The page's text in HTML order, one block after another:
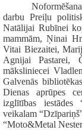
darbu Preiļu
Natālijai Rubīnei
mammām, Ņinai
Vitai Biezaitei,
Agnijai Pastarei,
māksliniecei
Galvenās
Dienas aprūpes
izglītības iestādes
veikalam
“Moto&Metal